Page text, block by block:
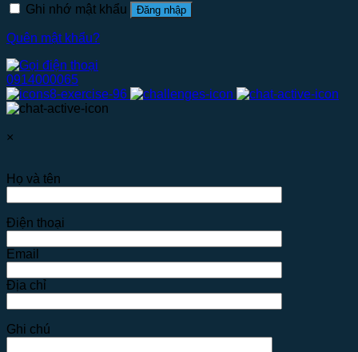
Ghi nhớ mật khẩu Đăng nhập
Quên mật khẩu?
0914000065
×
Họ và tên
Điện thoại
Email
Địa chỉ
Ghi chú